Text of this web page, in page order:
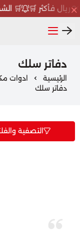
🛒 الشحن
دفاتر سلك
الرئيسية ادوات
دفاتر سلك
التصفية